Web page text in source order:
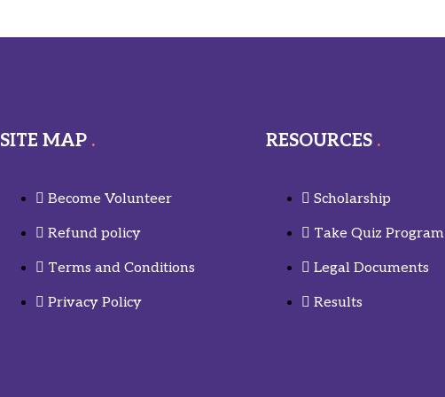
SITE MAP
Become Volunteer
Refund policy
Terms and Conditions
Privacy Policy
RESOURCES
Scholarship
Take Quiz Program
Legal Documents
Results